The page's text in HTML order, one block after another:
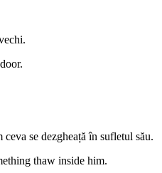
se dezgheață în sufletul său.
thaw inside him.